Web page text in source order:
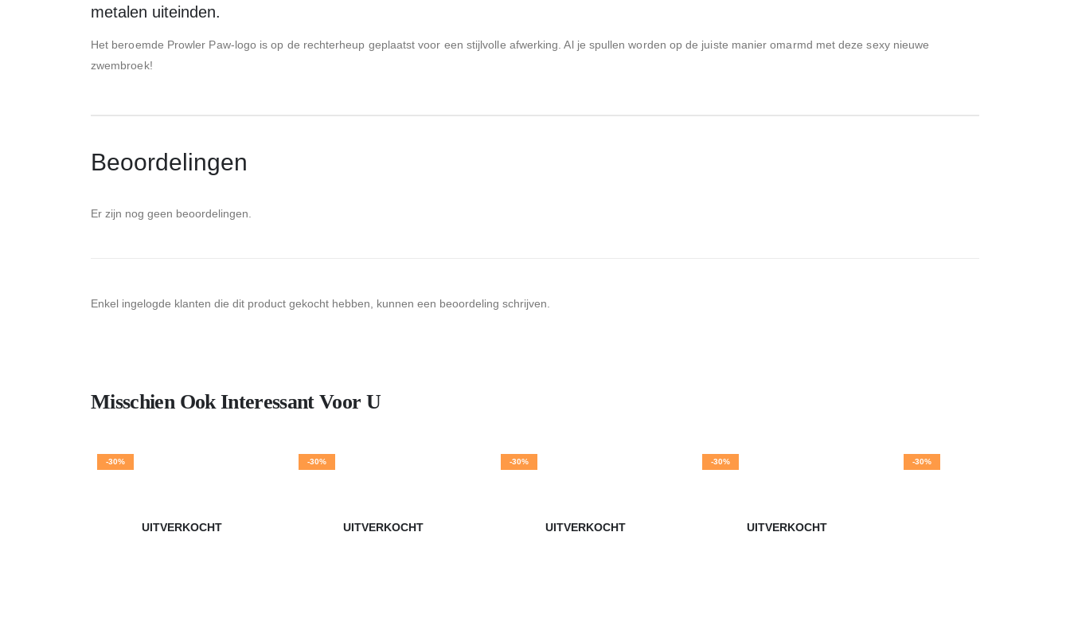
metalen uiteinden.
Het beroemde Prowler Paw-logo is op de rechterheup geplaatst voor een stijlvolle afwerking. Al je spullen worden op de juiste manier omarmd met deze sexy nieuwe
zwembroek!
Beoordelingen
Er zijn nog geen beoordelingen.
Enkel ingelogde klanten die dit product gekocht hebben, kunnen een beoordeling schrijven.
Misschien Ook Interessant Voor U
-30%
UITVERKOCHT
-30%
UITVERKOCHT
-30%
UITVERKOCHT
-30%
UITVERKOCHT
-30%